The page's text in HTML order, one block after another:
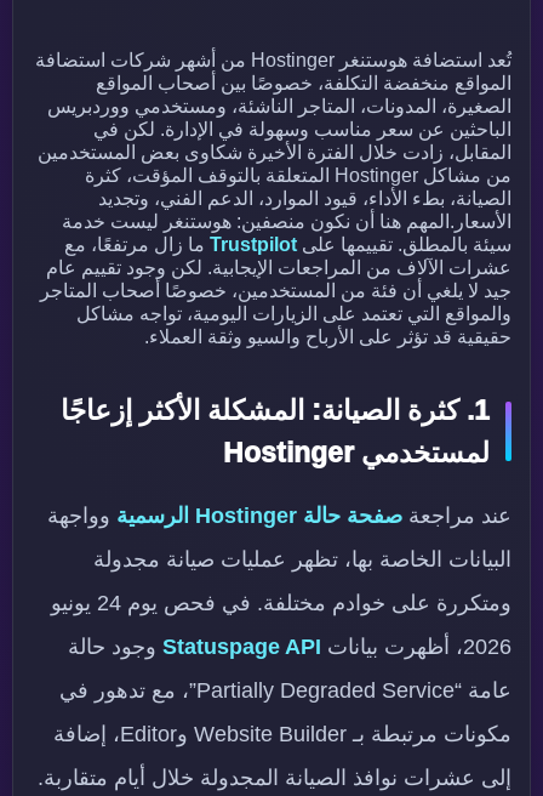
تُعد استضافة هوستنغر Hostinger من أشهر شركات استضافة
المواقع منخفضة التكلفة، خصوصًا بين أصحاب المواقع
الصغيرة، المدونات، المتاجر الناشئة، ومستخدمي ووردبريس
الباحثين عن سعر مناسب وسهولة في الإدارة. لكن في
المقابل، زادت خلال الفترة الأخيرة شكاوى بعض المستخدمين
من مشاكل Hostinger المتعلقة بالتوقف المؤقت، كثرة
الصيانة، بطء الأداء، قيود الموارد، الدعم الفني، وتجديد
الأسعار.المهم هنا أن نكون منصفين: هوستنغر ليست خدمة
سيئة بالمطلق. تقييمها على Trustpilot ما زال مرتفعًا، مع
عشرات الآلاف من المراجعات الإيجابية. لكن وجود تقييم عام
جيد لا يلغي أن فئة من المستخدمين، خصوصًا أصحاب المتاجر
والمواقع التي تعتمد على الزيارات اليومية، تواجه مشاكل
حقيقية قد تؤثر على الأرباح والسيو وثقة العملاء.
1. كثرة الصيانة: المشكلة الأكثر إزعاجًا
لمستخدمي Hostinger
عند مراجعة صفحة حالة Hostinger الرسمية
وواجهة
البيانات الخاصة بها، تظهر عمليات صيانة مجدولة
ومتكررة على خوادم مختلفة. في فحص يوم 24 يونيو
2026، أظهرت بيانات
Statuspage API وجود حالة
عامة “Partially Degraded Service”، مع تدهور في
مكونات مرتبطة بـ Website Builder وEditor، إضافة
إلى عشرات نوافذ الصيانة المجدولة خلال أيام متقاربة.